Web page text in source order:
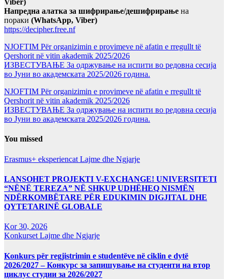
Viber)
Напредна алатка за шифрирање/дешифрирање на
пораки (WhatsApp, Viber)
https://decipher.free.nf
NJOFTIM Për organizimin e provimeve në afatin e rregullt të
Qershorit në vitin akademik 2025/2026
ИЗВЕСТУВАЊЕ За одржување на испити во редовна сесија
во Јуни во академската 2025/2026 година.
NJOFTIM Për organizimin e provimeve në afatin e rregullt të
Qershorit në vitin akademik 2025/2026
ИЗВЕСТУВАЊЕ За одржување на испити во редовна сесија
во Јуни во академската 2025/2026 година.
You missed
Erasmus+ eksperiencat Lajme dhe Ngjarje
LANSOHET PROJEKTI V-EXCHANGE! UNIVERSITETI
“NËNË TEREZA” NË SHKUP UDHËHEQ NISMËN
NDËRKOMBËTARE PËR EDUKIMIN DIGJITAL DHE
QYTETARINË GLOBALE
Kor 30, 2026
Konkurset Lajme dhe Ngjarje
Konkurs për regjistrimin e studentëve në ciklin e dytë
2026/2027 – Конкурс за запишување на студенти на втор
циклус студии за 2026/2027